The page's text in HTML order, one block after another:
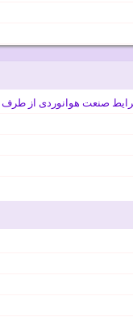
صنعت هوانوردی از طرف